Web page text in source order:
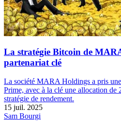
La stratégie Bitcoin de
partenariat clé
La société MARA Holdings a pris
Prime, avec à la clé une allocation de
stratégie de rendement.
15 juil. 2025
Sam Bourgi